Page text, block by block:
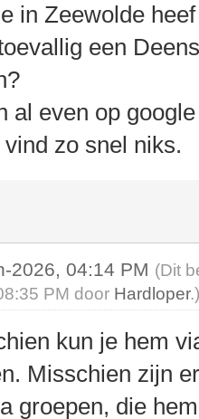
in Zeewolde
een
al even op
zo snel niks.
2026, 04:14 PM (Dit
PM door Hardloper
kun je hem
Misschien zijn
groepen, die